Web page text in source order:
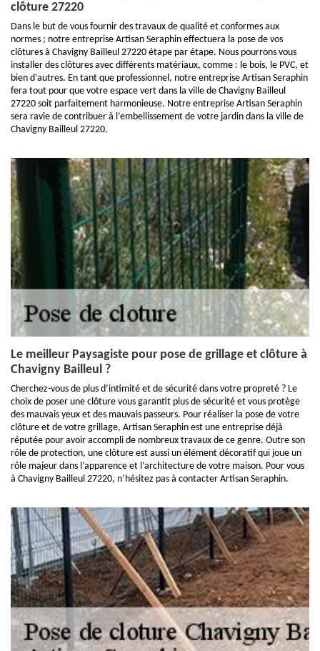
clôture 27220
Dans le but de vous fournir des travaux de qualité et conformes aux
normes ; notre entreprise Artisan Seraphin effectuera la pose de vos
clôtures à Chavigny Bailleul 27220 étape par étape. Nous pourrons vous
installer des clôtures avec différents matériaux, comme : le bois, le PVC, et
bien d’autres. En tant que professionnel, notre entreprise Artisan Seraphin
fera tout pour que votre espace vert dans la ville de Chavigny Bailleul
27220 soit parfaitement harmonieuse. Notre entreprise Artisan Seraphin
sera ravie de contribuer à l’embellissement de votre jardin dans la ville de
Chavigny Bailleul 27220.
Le meilleur Paysagiste pour pose de grillage et clôture à
Chavigny Bailleul ?
Cherchez-vous de plus d’intimité et de sécurité dans votre propreté ? Le
choix de poser une clôture vous garantit plus de sécurité et vous protège
des mauvais yeux et des mauvais passeurs. Pour réaliser la pose de votre
clôture et de votre grillage, Artisan Seraphin est une entreprise déjà
réputée pour avoir accompli de nombreux travaux de ce genre. Outre son
rôle de protection, une clôture est aussi un élément décoratif qui joue un
rôle majeur dans l’apparence et l’architecture de votre maison. Pour vous
à Chavigny Bailleul 27220, n’hésitez pas à contacter Artisan Seraphin.